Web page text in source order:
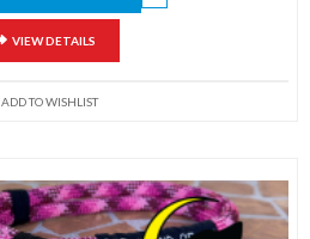
VIEW DETAILS
ADD TO WISHLIST